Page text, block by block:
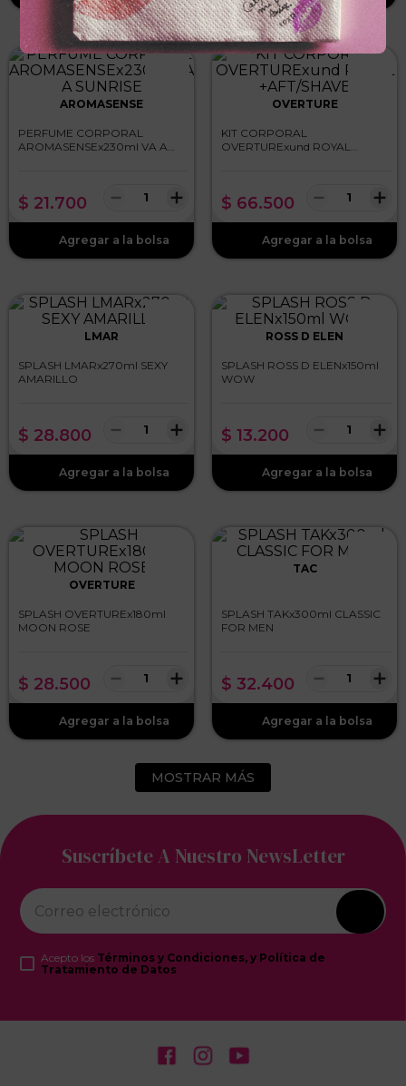
AROMASENSE
PERFUME CORPORAL
AROMASENSEx230ml VA A
$ 21.700 ＋
－
OVERTURE
KIT CORPORAL
OVERTURExund ROYAL
$ 66.500 ＋
－
LMAR
SPLASH LMARx270ml SEXY
AMARILLO
$ 28.800 ＋
－
ROSS D ELEN
SPLASH ROSS D ELENx150ml
WOW
$ 13.200 ＋
－
OVERTURE
SPLASH OVERTUREx180ml
MOON ROSE
$ 28.500 ＋
－
TAC
SPLASH TAKx300ml CLASSIC
FOR MEN
$ 32.400 ＋
－
MOSTRAR MÁS
Suscríbete A Nuestro NewsLetter
Acepto los Términos y Condiciones, y Política de
Tratamiento de Datos